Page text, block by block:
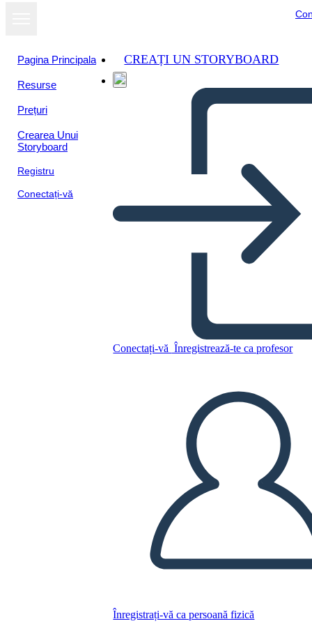
Pagina Principala
Resurse
Prețuri
Crearea Unui
Storyboard
Registru
Conectați-vă
CREAȚI UN STORYBOARD
Conectați-vă Înregistrează-te ca profesor
Înregistrați-vă ca persoană fizică
Personaggi Della Guerra che
mi ha Salvato la Vita
Copiați acest Storyboard
CREAȚI UN STORYBOARD
REDAȚI PREZENTAREA DE DIAPOZITIVE
CITESTE-MI